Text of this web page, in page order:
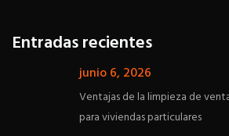
Entradas recientes
junio 6, 2026
Ventajas de la limpieza de
para viviendas particulares